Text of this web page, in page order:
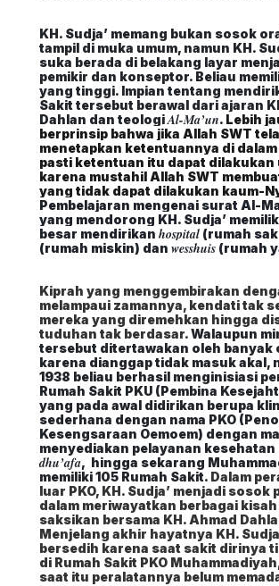
KH. Sudja’ memang bukan sosok
tampil di muka umum, namun KH.
suka berada di belakang layar
pemikir dan konseptor. Beliau
yang tinggi. Impian tentang
Sakit tersebut berawal dari ajaran
Dahlan dan teologiAl-Ma’un. Lebih
berprinsip bahwa jika Allah SWT
menetapkan ketentuannya di
pasti ketentuan itu dapat dilakukan
karena mustahil Allah SWT
yang tidak dapat dilakukan kaum-
Pembelajaran mengenai surat Al-
yang mendorong KH. Sudja’
besar mendirikan hospital (rumah
(rumah miskin) dan wesshuis (rumah
Kiprah yang menggembirakan
melampaui zamannya, kendati tak
mereka yang diremehkan hingga
tuduhan tak berdasar.Walaupun
tersebut ditertawakan oleh banyak
karena dianggap tidak masuk akal,
1938 beliau berhasil menginisiasi
Rumah Sakit PKU (Pembina
yang pada awal didirikan berupa
sederhana dengan nama PKO
Kesengsaraan Oemoem) dengan
menyediakan pelayanan kesehatan
dhu’afa, hingga sekarang
memiliki 105 Rumah Sakit. Dalam
luar PKO, KH. Sudja’ menjadi sosok
dalam meriwayatkan berbagai
saksikan bersama KH. Ahmad
Menjelang akhir hayatnya KH.
bersedih karena saat sakit dirinya
di Rumah Sakit PKO
saat itu peralatannya belum